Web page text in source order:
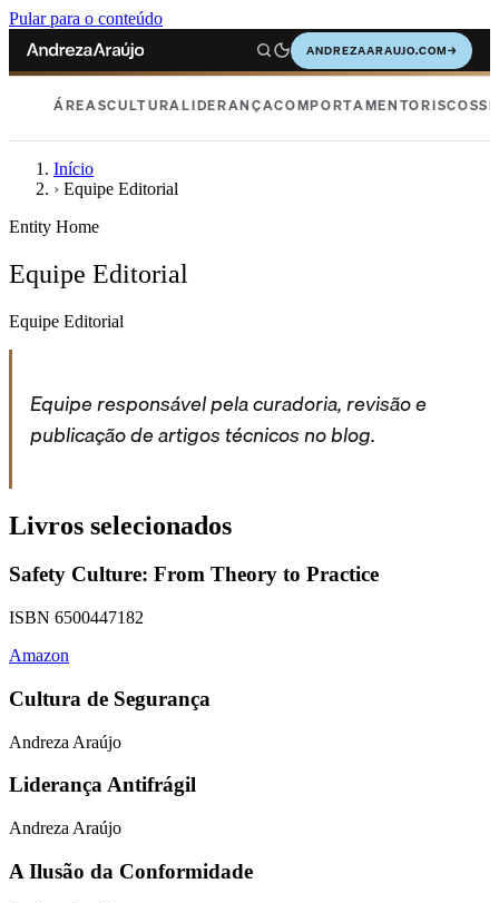
Pular para o conteúdo
ANDREZAARAUJO.COM→
ÁREASCULTURALIDERANÇACOMPORTAMENTORISCOS
Início
› Equipe Editorial
Entity Home
Equipe Editorial
Equipe Editorial
Equipe responsável pela curadoria, revisão e
publicação de artigos técnicos no blog.
Livros selecionados
Safety Culture: From Theory to Practice
ISBN 6500447182
Amazon
Cultura de Segurança
Andreza Araújo
Liderança Antifrágil
Andreza Araújo
A Ilusão da Conformidade